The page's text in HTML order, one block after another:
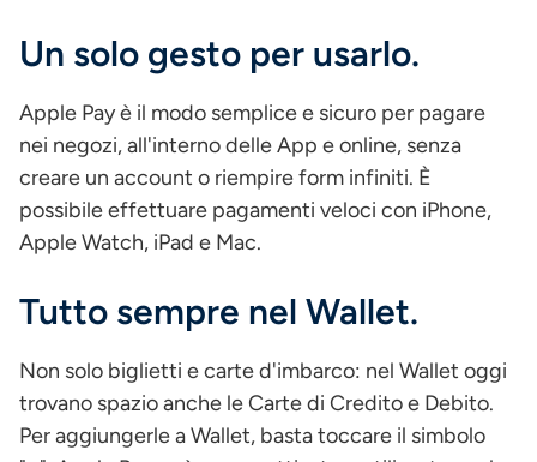
Un solo gesto per usarlo.
Apple Pay è il modo semplice e sicuro per pagare
nei negozi, all'interno delle App e online, senza
creare un account o riempire form infiniti. È
possibile effettuare pagamenti veloci con iPhone,
Apple Watch, iPad e Mac.
Tutto sempre nel Wallet.
Non solo biglietti e carte d'imbarco: nel Wallet oggi
trovano spazio anche le Carte di Credito e Debito.
Per aggiungerle a Wallet, basta toccare il simbolo